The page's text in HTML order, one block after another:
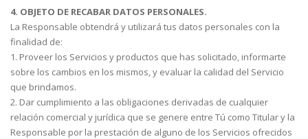
4. OBJETO DE RECABAR DATOS PERSONALES.
La Responsable obtendrá y utilizará tus datos personales con la
finalidad de:
1. Proveer los Servicios y productos que has solicitado, informarte
sobre los cambios en los mismos, y evaluar la calidad del Servicio
que brindamos.
2. Dar cumplimiento a las obligaciones derivadas de cualquier
relación comercial y jurídica que se genere entre Tú como Titular y la
Responsable por la prestación de alguno de los Servicios ofrecidos